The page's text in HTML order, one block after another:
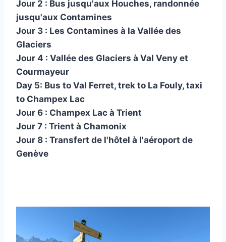
Jour 2 : Bus jusqu'aux Houches, randonnée
jusqu'aux Contamines
Jour 3 : Les Contamines à la Vallée des
Glaciers
Jour 4 : Vallée des Glaciers à Val Veny et
Courmayeur
Day 5: Bus to Val Ferret, trek to La Fouly, taxi
to Champex Lac
Jour 6 : Champex Lac à Trient
Jour 7 : Trient à Chamonix
Jour 8 : Transfert de l'hôtel à l'aéroport de
Genève